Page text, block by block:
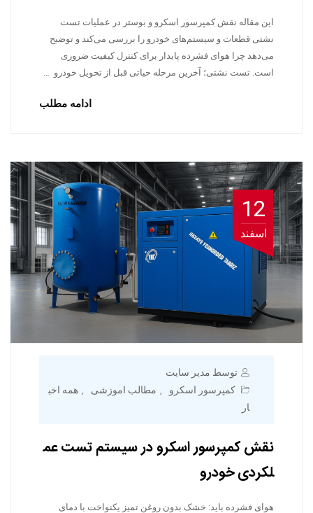
این مقاله نقش کمپرسور اسکرو و بوستر در عملیات تست
نشتی قطعات و سیستم‌های خودرو را بررسی می‌کند و توضیح
می‌دهد چرا هوای فشرده پایدار برای کنترل کیفیت ضروری
است. تست نشتی؛ آخرین مرحله حیاتی قبل از تحویل خودرو …
ادامه مطلب
12
اسفند
توسط مدیر سایت
کمپرسور اسکرو
مطالب اموزشی
همه اخب
ار
نقش کمپرسور اسکرو در سیستم تست عم
لکردی خودرو
هوای فشرده باید: خشک بدون روغن تمیز یکنواخت با دمای